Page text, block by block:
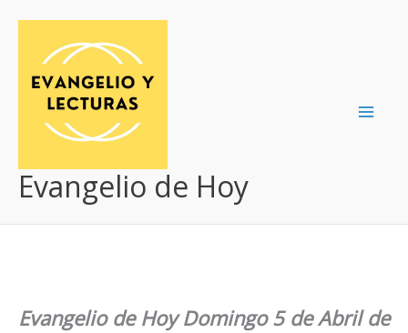
contenido
Evangelio de Hoy
Evangelio de Hoy Domingo 5 de Abril de